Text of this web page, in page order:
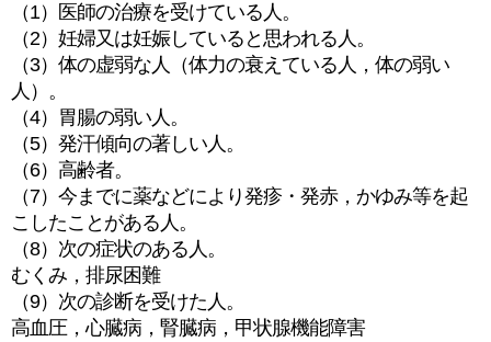
（1）医師の治療を受けている人。
（2）妊婦又は妊娠していると思われる人。
（3）体の虚弱な人（体力の衰えている人，体の弱い
人）。
（4）胃腸の弱い人。
（5）発汗傾向の著しい人。
（6）高齢者。
（7）今までに薬などにより発疹・発赤，かゆみ等を起
こしたことがある人。
（8）次の症状のある人。
むくみ，排尿困難
（9）次の診断を受けた人。
高血圧，心臓病，腎臓病，甲状腺機能障害